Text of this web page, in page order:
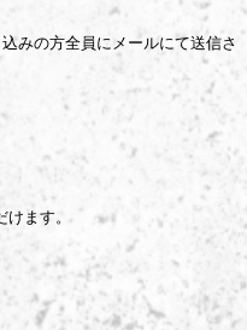
みの方全員にメールにて送信さ
ます。